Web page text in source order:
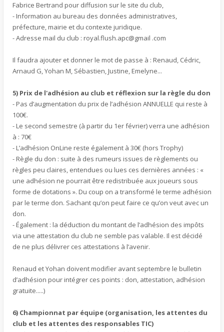
Fabrice Bertrand pour diffusion sur le site du club,
- Information au bureau des données administratives,
préfecture, mairie et du contexte juridique.
- Adresse mail du club : royal.flush.apc@gmail .com
Il faudra ajouter et donner le mot de passe à : Renaud, Cédric,
Arnaud G, Yohan M, Sébastien, Justine, Emelyne...
5) Prix de l'adhésion au club et réflexion sur la règle du don
- Pas d’augmentation du prix de l’adhésion ANNUELLE qui reste à
100€.
- Le second semestre (à partir du 1er février) verra une adhésion
à : 70€
- L’adhésion OnLine reste également à 30€ (hors Trophy)
- Règle du don : suite à des rumeurs issues de règlements ou
règles peu claires, entendues ou lues ces dernières années : «
une adhésion ne pourrait être redistribuée aux joueurs sous
forme de dotations ». Du coup on a transformé le terme adhésion
par le terme don. Sachant qu’on peut faire ce qu’on veut avec un
don.
- Également : la déduction du montant de l’adhésion des impôts
via une attestation du club ne semble pas valable. Il est décidé
de ne plus délivrer ces attestations à l’avenir.
Renaud et Yohan doivent modifier avant septembre le bulletin
d’adhésion pour intégrer ces points : don, attestation, adhésion
gratuite.....)
6) Championnat par équipe (organisation, les attentes du
club et les attentes des responsables TIC)